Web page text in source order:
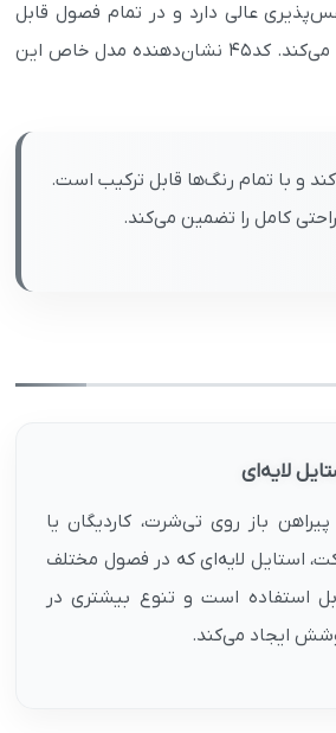
عالی دارد و در تمام فصول قابل
استفاده است. طراحی ساده و یقه گرد کلاسیک، این تی‌شرت را به گزینه‌ای همه‌کاره برای گاردروب مردانه تبدیل می‌کند. کد45 نشان‌دهنده مدل خاص این
و با تمام رنگ‌ها قابل ترکیب است.
کامل را تضمین می‌کند.
لایه‌ای
پیراهن باز روی تی‌شرت، کاردیگان یا
استایل لایه‌ای که در فصول مختلف
استفاده است و تنوع بیشتری در
ایجاد می‌کند.